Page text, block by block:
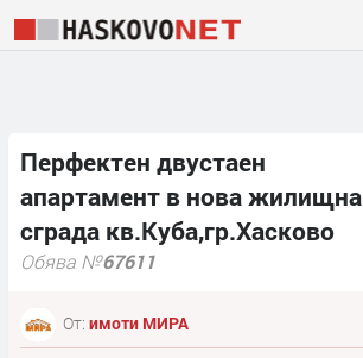
Перфектен двустаен
апартамент в нова жилищна
сграда кв.Куба,гр.Хасково
Обява №67611
От: имоти МИРА